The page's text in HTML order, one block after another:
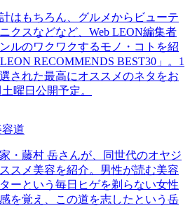
はもちろん、グルメからビューテ
クスなどなど、Web LEON編集者
ルのワクワクするモノ・コトを紹
RECOMMENDS BEST30」。1
された最高にオススメのネタをお
曜日公開予定。
道
・藤村 岳さんが、同世代のオヤジ
スメ美容を紹介。男性が読む美容
ーという毎日ヒゲを剃らない女性
を覚え、この道を志したという岳